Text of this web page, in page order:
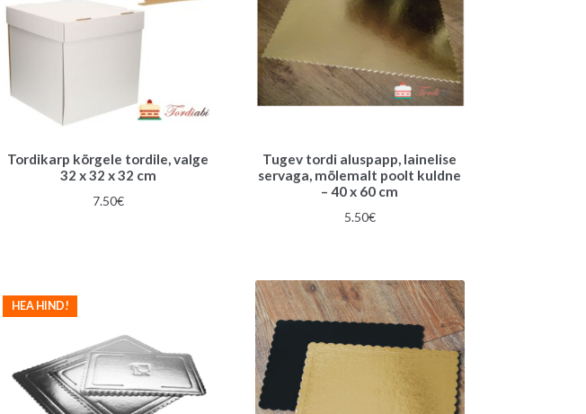
Tordikarp kõrgele tordile, valge
32 x 32 x 32 cm
7.50€
Tugev tordi aluspapp, lainelise
servaga, mõlemalt poolt kuldne
– 40 x 60 cm
5.50€
HEA HIND!